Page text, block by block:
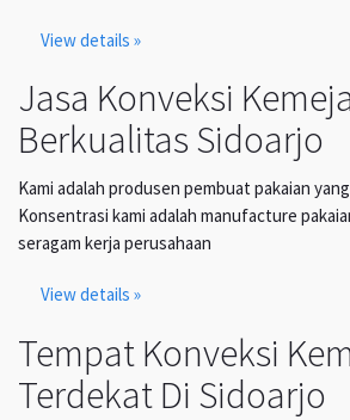
View details »
Jasa Konveksi
Berkualitas Sidoarjo
Kami adalah produsen pembuat pakaian
Konsentrasi kami adalah manufacture
seragam kerja perusahaan
View details »
Tempat Konveksi
Terdekat Di Sidoarjo